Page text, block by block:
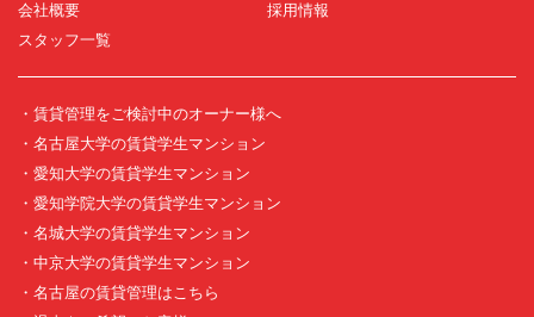
会社概要
採用情報
スタッフ一覧
・賃貸管理をご検討中のオーナー様へ
・名古屋大学の賃貸学生マンション
・愛知大学の賃貸学生マンション
・愛知学院大学の賃貸学生マンション
・名城大学の賃貸学生マンション
・中京大学の賃貸学生マンション
・名古屋の賃貸管理はこちら